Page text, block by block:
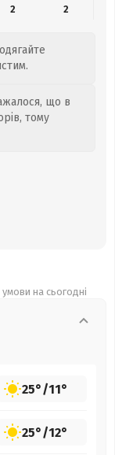
2 2
що в
тому
на сьогодні
25°/11°
25°/12°